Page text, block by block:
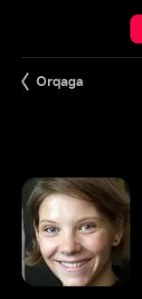
Orqaga